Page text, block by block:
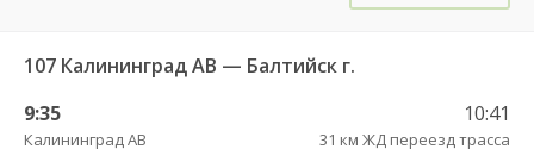
107 Калининград АВ — Балтийск г.
9:35
Калининград АВ
10:41
31 км ЖД переезд трасса